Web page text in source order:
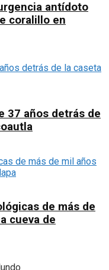
antídoto
coralillo en
37 años detrás de
de más de
cueva de